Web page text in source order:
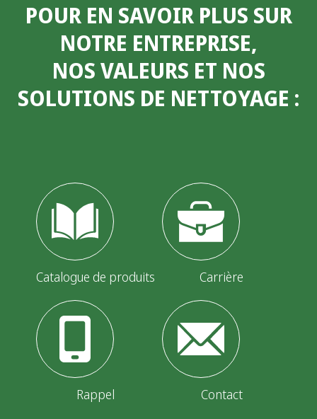
a
POUR EN SAVOIR PLUS SUR
NOTRE ENTREPRISE,
NOS VALEURS ET NOS
SOLUTIONS DE NETTOYAGE :
Catalogue de produits Carrière
Rappel Contact